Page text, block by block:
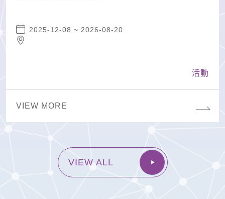
活動日期區間:
2025-12-08 ~ 2026-08-20
活動
VIEW MORE
VIEW ALL